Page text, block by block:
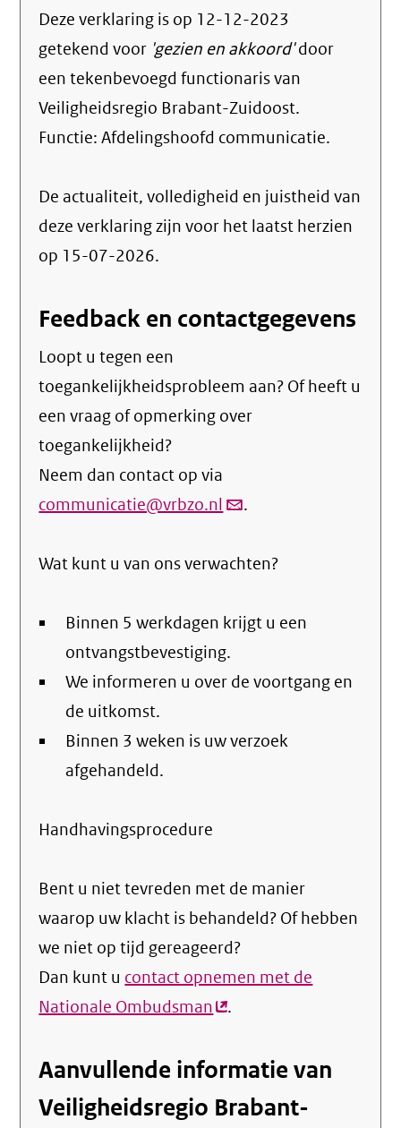
Deze verklaring is op 12-12-2023
getekend voor 'gezien en akkoord'door
een tekenbevoegd functionaris van
Veiligheidsregio Brabant-Zuidoost.
Functie:Afdelingshoofd communicatie.
De actualiteit, volledigheid en juistheid van
deze verklaring zijn voor het laatst herzien
op 15-07-2026.
Feedback en contactgegevens
Loopt u tegen een
toegankelijkheidsprobleem aan? Of heeft u
een vraag of opmerking over
toegankelijkheid?
Neem dan contact op via
communicatie@vrbzo.nl (link
email)
.
Wat kunt u van ons verwachten?
Binnen 5 werkdagen krijgt u een
ontvangstbevestiging.
We informeren u over de voortgang en
de uitkomst.
Binnen 3 weken is uw verzoek
afgehandeld.
Handhavingsprocedure
Bent u niet tevreden met de manier
waarop uw klacht is behandeld? Of hebben
we niet op tijd gereageerd?
Dan kunt u contact opnemen met de
Nationale Ombudsman(externe
.
Aanvullende informatie van
Veiligheidsregio Brabant-